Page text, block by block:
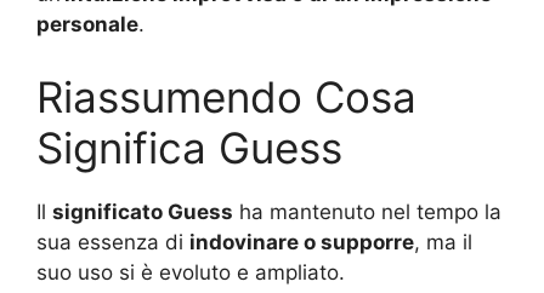
personale.
Riassumendo Cosa
Significa Guess
Il significato Guess ha mantenuto nel tempo la
sua essenza di indovinare o supporre, ma il
suo uso si è evoluto e ampliato.